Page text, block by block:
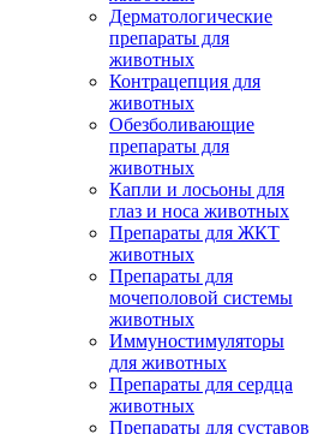
Дерматологические
препараты для
животных
Контрацепция для
животных
Обезболивающие
препараты для
животных
Капли и лосьоны для
глаз и носа животных
Препараты для ЖКТ
животных
Препараты для
мочеполовой системы
животных
Иммуностимуляторы
для животных
Препараты для сердца
животных
Препараты для суставов